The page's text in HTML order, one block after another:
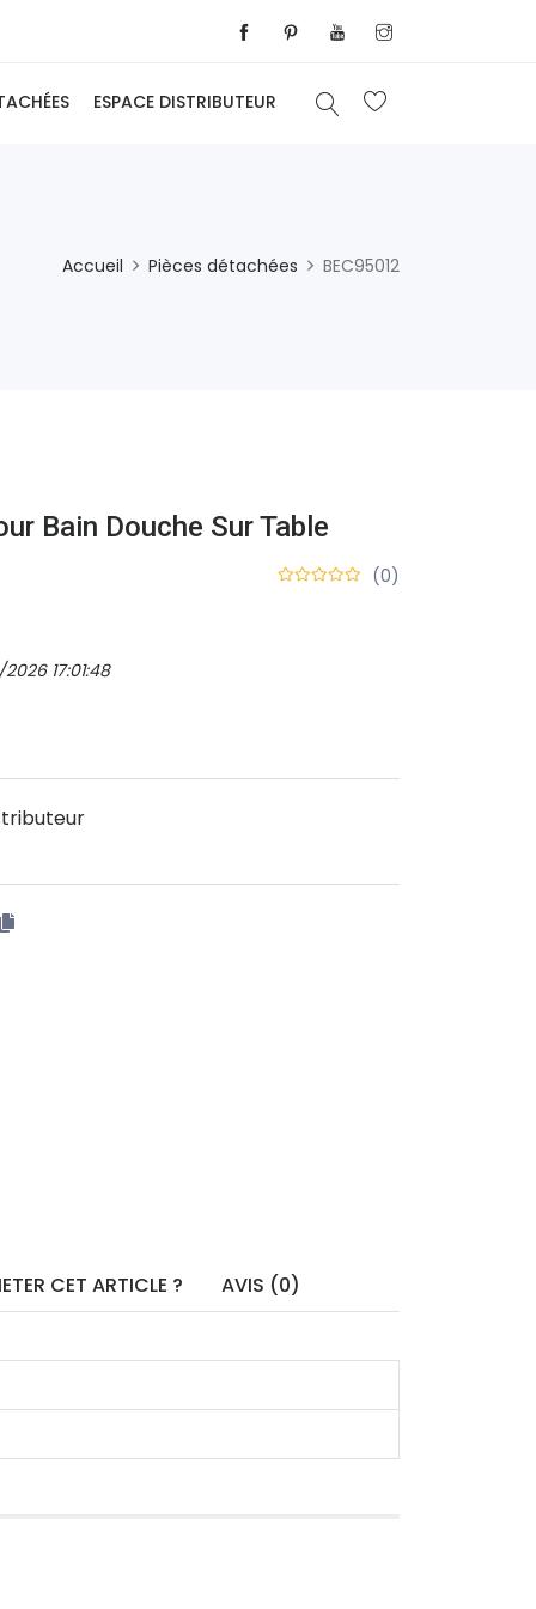
ESPACE DISTRIBUTEUR
Accueil Pièces détachées BEC95012
Bain Douche Sur Table
(0)
17:01:48
CET ARTICLE ? AVIS (0)